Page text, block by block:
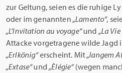
zur Geltung, seien es die ruhige
oder im genannten „Lamento“,
„L‘Invitation au voyage“und „La
Attacke vorgetragene wilde Jagd
„Erlkönig“erscheint. Mit„langem
„Extase“und „Èlégie“(wegen